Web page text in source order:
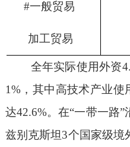
#一般贸易
加工贸易
全年实际使用外资4.
1%， 其中高技术产业使
达42.6%。在“一带一路”
兹别克斯坦3个国家级境